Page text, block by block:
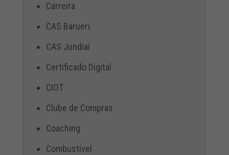
Carreira
CAS Barueri
CAS Jundiaí
Certificado Digital
CIOT
Clube de Compras
Coaching
Combustível